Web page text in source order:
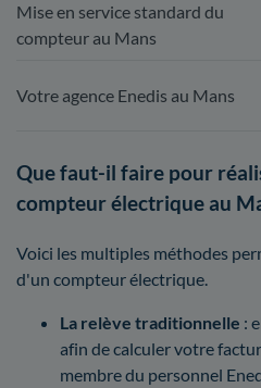
Mise en service standard du
compteur au Mans
Votre agence Enedis au Mans
Que faut-il faire pour
compteur électrique au
Voici les multiples méthodes
d'un compteur électrique.
La relève traditionnelle :
afin de calculer votre
membre du personnel